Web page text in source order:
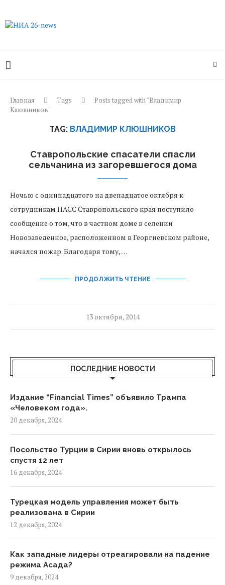
Главная Tags
Posts tagged with "Владимир
Клюшников"
TAG: ВЛАДИМИР КЛЮШНИКОВ
Ставропольские спасатели спасли
сельчанина из загоревшегося дома
Ночью с одиннадцатого на двенадцатое октября к
сотрудникам ПАСС Ставропольского края поступило
сообщение о том, что в частном доме в селении
Новозаведенное, расположенном в Георгиевском районе,
начался пожар. Благодаря тому, …
ПРОДОЛЖИТЬ ЧТЕНИЕ
13 октября, 2014
ПОСЛЕДНИЕ НОВОСТИ
Издание “Financial Times” объявило Трампа
«Человеком года».
20 декабря, 2024
Посольство Турции в Сирии вновь открылось
спустя 12 лет
16 декабря, 2024
Турецкая модель управления может быть
реализована в Сирии
12 декабря, 2024
Как западные лидеры отреагировали на падение
режима Асада?
9 декабря, 2024